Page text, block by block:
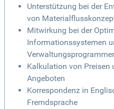
Unterstützung bei der
von
Mitwirkung bei der
Informationssystemen
Kalkulation von Preisen
Angeboten
Korrespondenz in
Fremdsprache